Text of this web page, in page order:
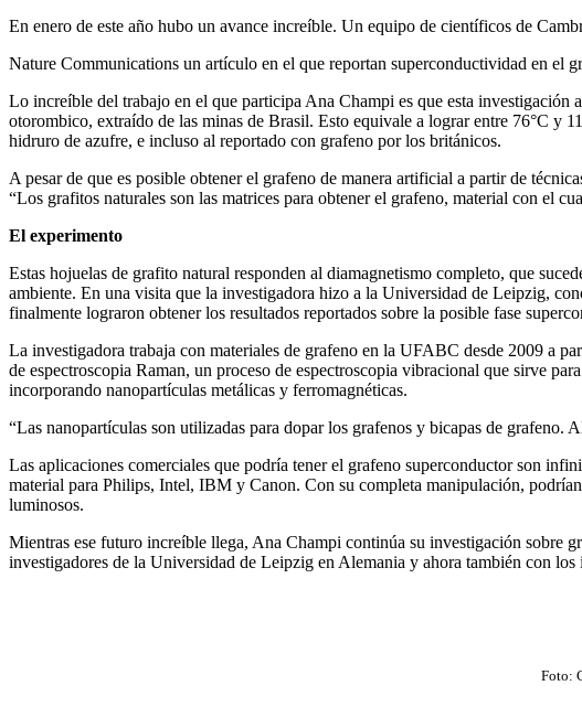
En enero de este año hubo un avance increíble. Un equipo de científicos de
Nature Communications un artículo en el que reportan superconductividad en el
Lo increíble del trabajo en el que participa Ana Champi es que esta
otorombico, extraído de las minas de Brasil. Esto equivale a lograr entre 76°C y
hidruro de azufre, e incluso al reportado con grafeno por los británicos.
A pesar de que es posible obtener el grafeno de manera artificial a partir de
“Los grafitos naturales son las matrices para obtener el grafeno, material con el
El experimento
Estas hojuelas de grafito natural responden al diamagnetismo completo, que
ambiente. En una visita que la investigadora hizo a la Universidad de Leipzig,
finalmente lograron obtener los resultados reportados sobre la posible fase
La investigadora trabaja con materiales de grafeno en la UFABC desde 2009 a
de espectroscopia Raman, un proceso de espectroscopia vibracional que sirve
incorporando nanopartículas metálicas y ferromagnéticas.
“Las nanopartículas son utilizadas para dopar los grafenos y bicapas de
Las aplicaciones comerciales que podría tener el grafeno superconductor son
material para Philips, Intel, IBM y Canon. Con su completa manipulación,
luminosos.
Mientras ese futuro increíble llega, Ana Champi continúa su investigación sobre
investigadores de la Universidad de Leipzig en Alemania y ahora también con
Foto: